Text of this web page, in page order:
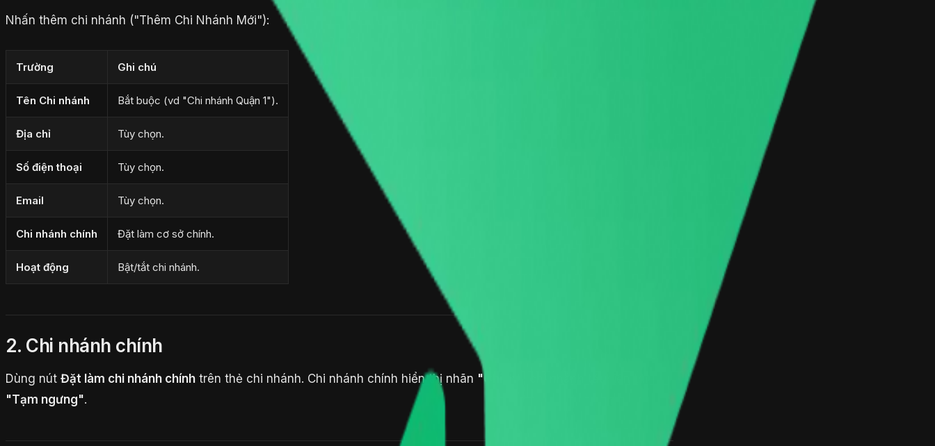
Nhấn thêm chi nhánh ("Thêm Chi Nhánh Mới"):
Trường Ghi chú
Tên Chi nhánh Bắt buộc (vd "Chi nhánh Quận 1").
Địa chỉ Tùy chọn.
Số điện thoại Tùy chọn.
Email Tùy chọn.
Chi nhánh chính Đặt làm cơ sở chính.
Hoạt động Bật/tắt chi nhánh.
2. Chi nhánh chính
Dùng nút Đặt làm chi nhánh chính trên thẻ chi nhánh. Chi nhánh chính hiển thị nhãn "Chính"
"Tạm ngưng".